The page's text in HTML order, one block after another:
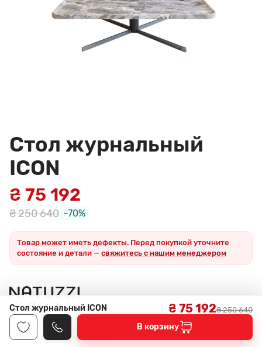
Стол журнальный
ICON
₴ 75 192
₴ 250 640 -70%
Товар может иметь дефекты. Перед покупкой уточните
состояние и детали — свяжитесь с нашим менеджером
Фабрика:Natuzzi Italia
Стол журнальный ICON ₴ 75 192₴ 250 640
В корзину